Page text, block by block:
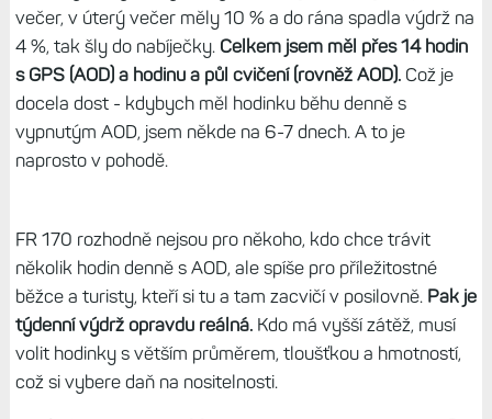
outdoor aktivity - jas 3/3, gesto zapnuté,
indoor aktivity - jas 2/3, gesto vypnuté,
režim hodinek - jas 2/3, gesto zapnuté,
prodleva gesta vždy 4 sekundy,
Hodinky mi vydržely 4 dny s tím, že jsem dobíjel v pátek
večer, v úterý večer měly 10 % a do rána spadla výdrž na
4 %, tak šly do nabíječky.Celkem jsem měl přes 14 hodin
s GPS (AOD) a hodinu a půl cvičení (rovněž AOD).Což je
docela dost - kdybych měl hodinku běhu denně s